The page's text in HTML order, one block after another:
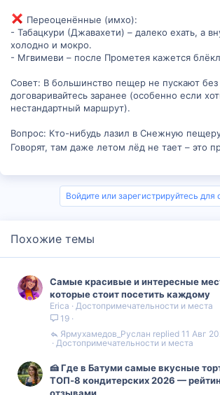
Переоценённые (имхо):
- Табацкури (Джавахети) – далеко ехать, а
холодно и мокро.
- Мгвимеви – после Прометея кажется
Совет: В большинство пещер не пускают без
договаривайтесь заранее (особенно если
нестандартный маршрут).
Вопрос: Кто-нибудь лазил в Снежную
Говорят, там даже летом лёд не тает – это
Войдите или зарегистрируйтесь для
Похожие темы
Самые красивые и интересные
которые стоит посетить каждому
Erica
Достопримечательности и места
19
Достопримечательности и места
11 Авг
Ярмухамедов_Руслан
🍰 Где в Батуми самые вкусные
ТОП‑8 кондитерских 2026 —